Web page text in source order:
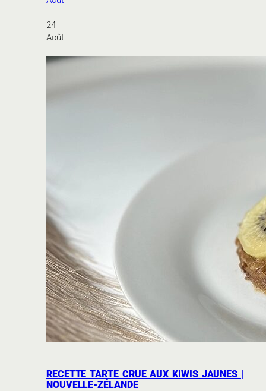
24
Août
RECETTE TARTE CRUE AUX KIWIS JAUNES |
NOUVELLE-ZÉLANDE